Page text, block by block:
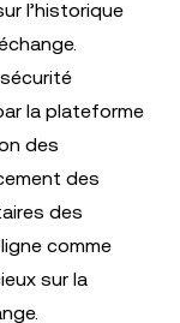
l’historique
la plateforme
des
des
des
comme
sur la